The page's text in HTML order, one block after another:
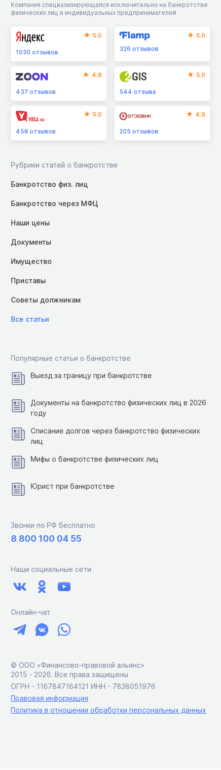
Компания специализирующаяся исключительно на банкротстве
физических лиц и индивидуальных предпринимателей
5.0
1030 отзывов
5.0
326отзывов
4.8
437 отзывов
5.0
544отзыва
5.0
458 отзывов
4.8
205отзывов
Рубрики статей о банкротстве
Банкротство физ. лиц
Банкротство через МФЦ
Наши цены
Документы
Имущество
Приставы
Советы должникам
Все статьи
Популярные статьи о банкротстве
Выезд за границу при банкротстве
Документы на банкротство физических лиц в 2026
году
Списание долгов через банкротство физических
лиц
Мифы о банкротстве физических лиц
Юрист при банкротстве
Звонки по РФ бесплатно
8 800 100 04 55
Наши социальные сети
Онлайн-чат
© ООО «Финансово-правовой альянс»
2015 ‑ 2026. Все права защищены
ОГРН - 1167847164121 ИНН - 7838051976
Правовая информация
Политика в отношении обработки персональных данных